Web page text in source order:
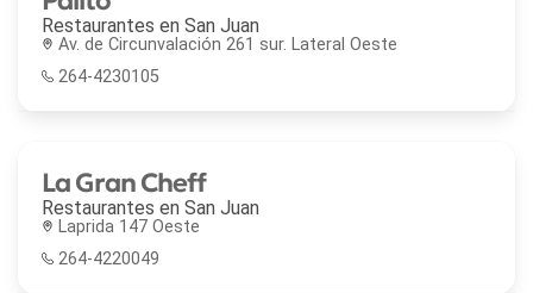
Restaurantes en San Juan
Av. de Circunvalación 261 sur. Lateral Oeste
264-4230105
La Gran Cheff
Restaurantes en San Juan
Laprida 147 Oeste
264-4220049